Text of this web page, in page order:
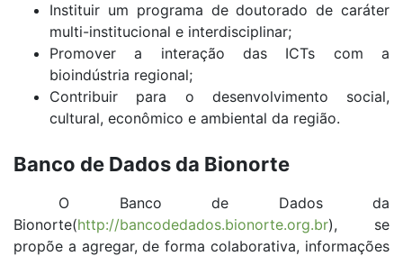
Instituir um programa de doutorado de caráter
multi-institucional e interdisciplinar;
Promover a interação das ICTs com a
bioindústria regional;
Contribuir para o desenvolvimento social,
cultural, econômico e ambiental da região.
Banco de Dados da Bionorte
O Banco de Dados da
Bionorte(http://bancodedados.bionorte.org.br), se
propõe a agregar, de forma colaborativa, informações